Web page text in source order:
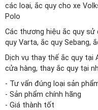
các loại, ắc quy cho xe
Polo
Các thương hiệu ắc quy sử
quy Varta, ắc quy Sebang,
Dịch vụ thay thế ắc quy tại
cửa hàng, thay ắc quy tại
- Tư vấn đúng loại sản
- Sản phẩm chính hãng
- Giá thành tốt